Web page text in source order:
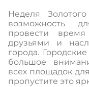
Неделя
возможность
провести
друзьями и
города.
большое
всех площадок
пропустите это